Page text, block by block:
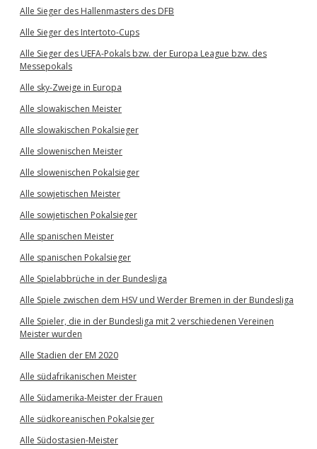
Alle Sieger des Hallenmasters des DFB
Alle Sieger des Intertoto-Cups
Alle Sieger des UEFA-Pokals bzw. der Europa League bzw. des
Messepokals
Alle sky-Zweige in Europa
Alle slowakischen Meister
Alle slowakischen Pokalsieger
Alle slowenischen Meister
Alle slowenischen Pokalsieger
Alle sowjetischen Meister
Alle sowjetischen Pokalsieger
Alle spanischen Meister
Alle spanischen Pokalsieger
Alle Spielabbrüche in der Bundesliga
Alle Spiele zwischen dem HSV und Werder Bremen in der Bundesliga
Alle Spieler, die in der Bundesliga mit 2 verschiedenen Vereinen
Meister wurden
Alle Stadien der EM 2020
Alle südafrikanischen Meister
Alle Südamerika-Meister der Frauen
Alle südkoreanischen Pokalsieger
Alle Südostasien-Meister